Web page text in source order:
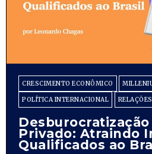
CRESCIMENTO ECONÔMICO
POLÍTICA INTERNACIONAL
Privado: Atraindo
Qualificados ao